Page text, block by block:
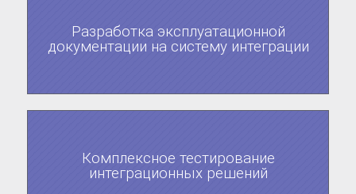
Разработка эксплуатационной
документации на систему интеграции
Комплексное тестирование
интеграционных решений